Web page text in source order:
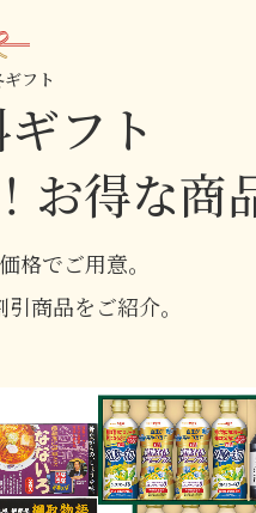
フト
フト
お得な商
格でご用意。
商品をご紹介。